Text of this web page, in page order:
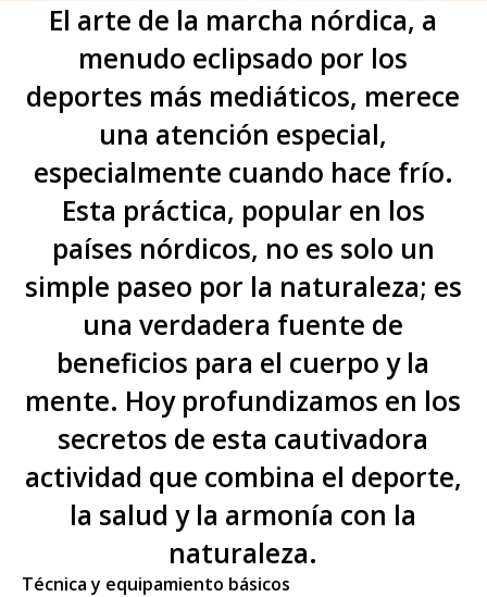
El arte de la marcha nórdica, a
menudo eclipsado por los
deportes más mediáticos, merece
una atención especial,
especialmente cuando hace frío.
Esta práctica, popular en los
países nórdicos, no es solo un
simple paseo por la naturaleza; es
una verdadera fuente de
beneficios para el cuerpo y la
mente. Hoy profundizamos en los
secretos de esta cautivadora
actividad que combina el deporte,
la salud y la armonía con la
naturaleza.
Técnica y equipamiento básicos